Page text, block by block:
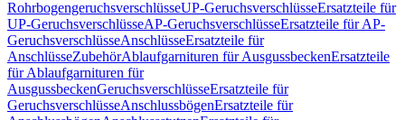
RohrbogengeruchsverschlüsseUP-GeruchsverschlüsseErsatzteile für
UP-GeruchsverschlüsseAP-GeruchsverschlüsseErsatzteile für AP-
GeruchsverschlüsseAnschlüsseErsatzteile für
AnschlüsseZubehörAblaufgarnituren für AusgussbeckenErsatzteile
für Ablaufgarnituren für
AusgussbeckenGeruchsverschlüsseErsatzteile für
GeruchsverschlüsseAnschlussbögenErsatzteile für